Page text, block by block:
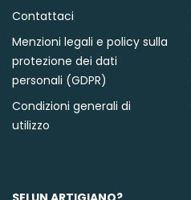
Contattaci
Menzioni legali e policy sulla
protezione dei dati
personali (GDPR)
Condizioni generali di
utilizzo